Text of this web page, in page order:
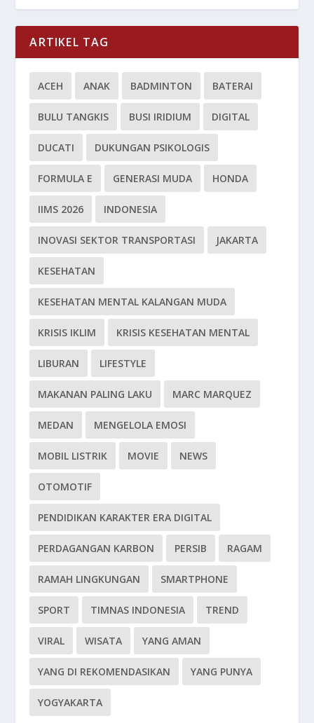
ARTIKEL TAG
ACEH ANAK BADMINTON BATERAI
BULU TANGKIS BUSI IRIDIUM DIGITAL
DUCATI DUKUNGAN PSIKOLOGIS
FORMULA E GENERASI MUDA HONDA
IIMS 2026 INDONESIA
INOVASI SEKTOR TRANSPORTASI JAKARTA
KESEHATAN
KESEHATAN MENTAL KALANGAN MUDA
KRISIS IKLIM KRISIS KESEHATAN MENTAL
LIBURAN LIFESTYLE
MAKANAN PALING LAKU MARC MARQUEZ
MEDAN MENGELOLA EMOSI
MOBIL LISTRIK MOVIE NEWS
OTOMOTIF
PENDIDIKAN KARAKTER ERA DIGITAL
PERDAGANGAN KARBON PERSIB RAGAM
RAMAH LINGKUNGAN SMARTPHONE
SPORT TIMNAS INDONESIA TREND
VIRAL WISATA YANG AMAN
YANG DI REKOMENDASIKAN YANG PUNYA
YOGYAKARTA